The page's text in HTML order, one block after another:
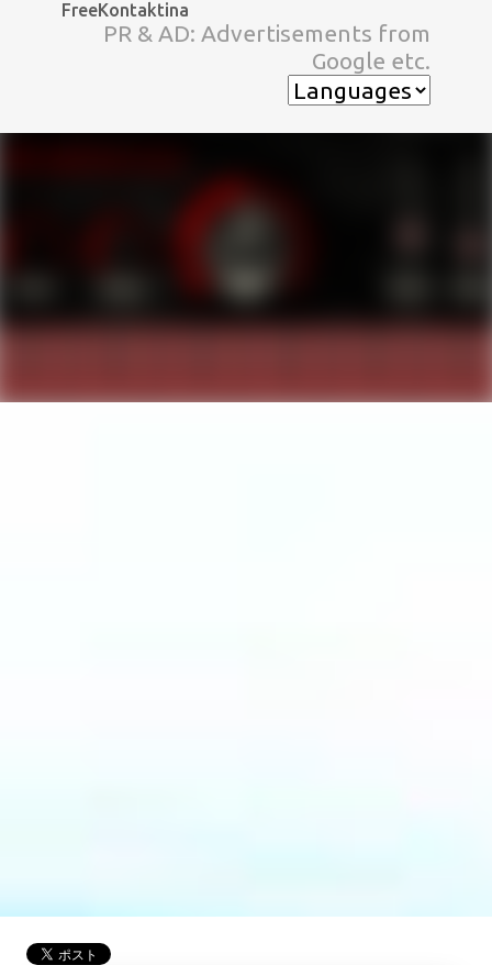
スキップしてメイン コンテンツに移動
FreeKontaktina
PR & AD: Advertisements from
Google etc.